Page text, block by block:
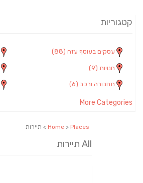
קטגוריות
עסקים בעוטף עזה (88)
חנויות (9)
תחבורה ורכב (6)
More Categories
Home > Places > תיירות
All תיירות